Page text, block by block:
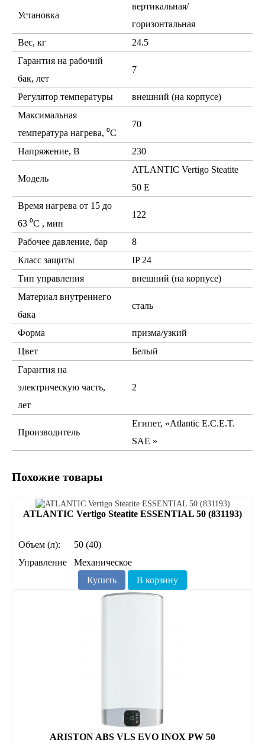
Установка
вертикальная/
горизонтальная
Вес, кг
24.5
Гарантия на рабочий
бак, лет
7
Регулятор температуры
внешний (на корпусе)
Максимальная
температура нагрева, ⁰С
70
Напряжение, В 230
Модель
ATLANTIC Vertigo Steatite
50 E
Время нагрева от 15 до
63 ⁰С , мин
122
Рабочее давление, бар
8
Класс защиты
IP 24
Тип управления
внешний (на корпусе)
Материал внутреннего
бака
сталь
Форма
призма/узкий
Цвет
Белый
Гарантия на
электрическую часть,
лет
2
Производитель
Египет, «Atlantic E.C.E.T.
SAE »
Похожие товары
ATLANTIC Vertigo Steatite ESSENTIAL 50 (831193)
Объем (л):
50 (40)
Управление
Механическое
Купить
В корзину
ARISTON ABS VLS EVO INOX PW 50